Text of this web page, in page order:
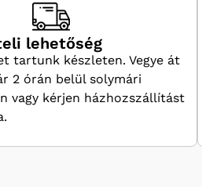
lehetőség
tartunk készleten. Vegye át
2 órán belül solymári
vagy kérjen házhozszállítást